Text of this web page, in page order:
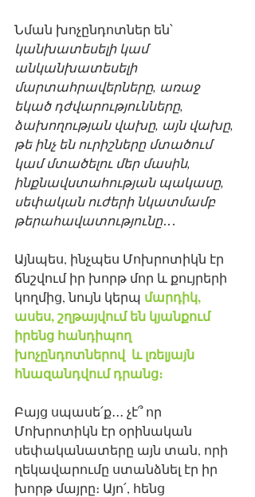
Նման խոչընդոտներ են՝
կանխատեսելի կամ
անկանխատեսելի
մարտահրավերները, առաջ
եկած դժվարությունները,
ձախողության վախը, այն վախը,
թե ինչ են ուրիշները մտածում
կամ մտածելու մեր մասին,
ինքնավստահության պակասը,
սեփական ուժերի նկատմամբ
թերահավատությունը․․․
Այնպես, ինչպես Մոխրոտիկն էր
ճնշվում իր խորթ մոր և քույրերի
կողմից, նույն կերպ մարդիկ,
ասես, շղթայվում են կյանքում
իրենց հանդիպող
խոչընդոտներով  և լռելյայն
հնազանդվում դրանց։
Բայց սպասե՛ք․․․ չէ՞ որ
Մոխրոտիկն էր օրինական
սեփականատերը այն տան, որի
ղեկավարումը ստանձնել էր իր
խորթ մայրը։ Այո՛, հենց